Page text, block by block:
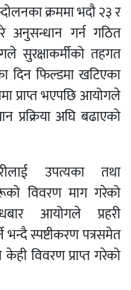
क्रममा भदौ २३ र
अनुसन्धान गर्न गठित
सुरक्षाकर्मीको तहगत
दिन फिल्डमा खटिएका
प्राप्त भएपछि आयोगले
प्रक्रिया अघि बढाएको
उपत्यका तथा
विवरण माग गरेको
आयोगले प्रहरी
भन्दै स्पष्टीकरण पत्रसमेत
विवरण प्राप्त गरेको